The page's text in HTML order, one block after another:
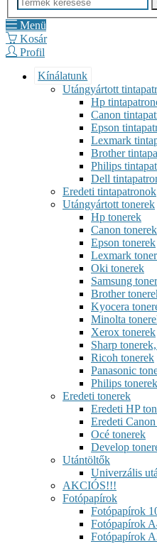
Menü
Kosár
Profil
Kínálatunk
Utángyártott
Hp
Canon
Epson
Lexmark
Brother
Philips
Dell
Eredeti tintapatronok
Utángyártott tonerek
Hp tonerek
Canon tonerek
Epson tonerek
Lexmark
Oki tonerek
Samsung
Brother
Kyocera
Minolta
Xerox tonerek
Sharp
Ricoh tonerek
Panasonic
Philips tonerek
Eredeti tonerek
Eredeti HP
Eredeti
Océ tonerek
Develop
Utántöltők
Univerzális
AKCIÓS!!!
Fotópapírok
Fotópapírok
Fotópapírok
Fotópapírok